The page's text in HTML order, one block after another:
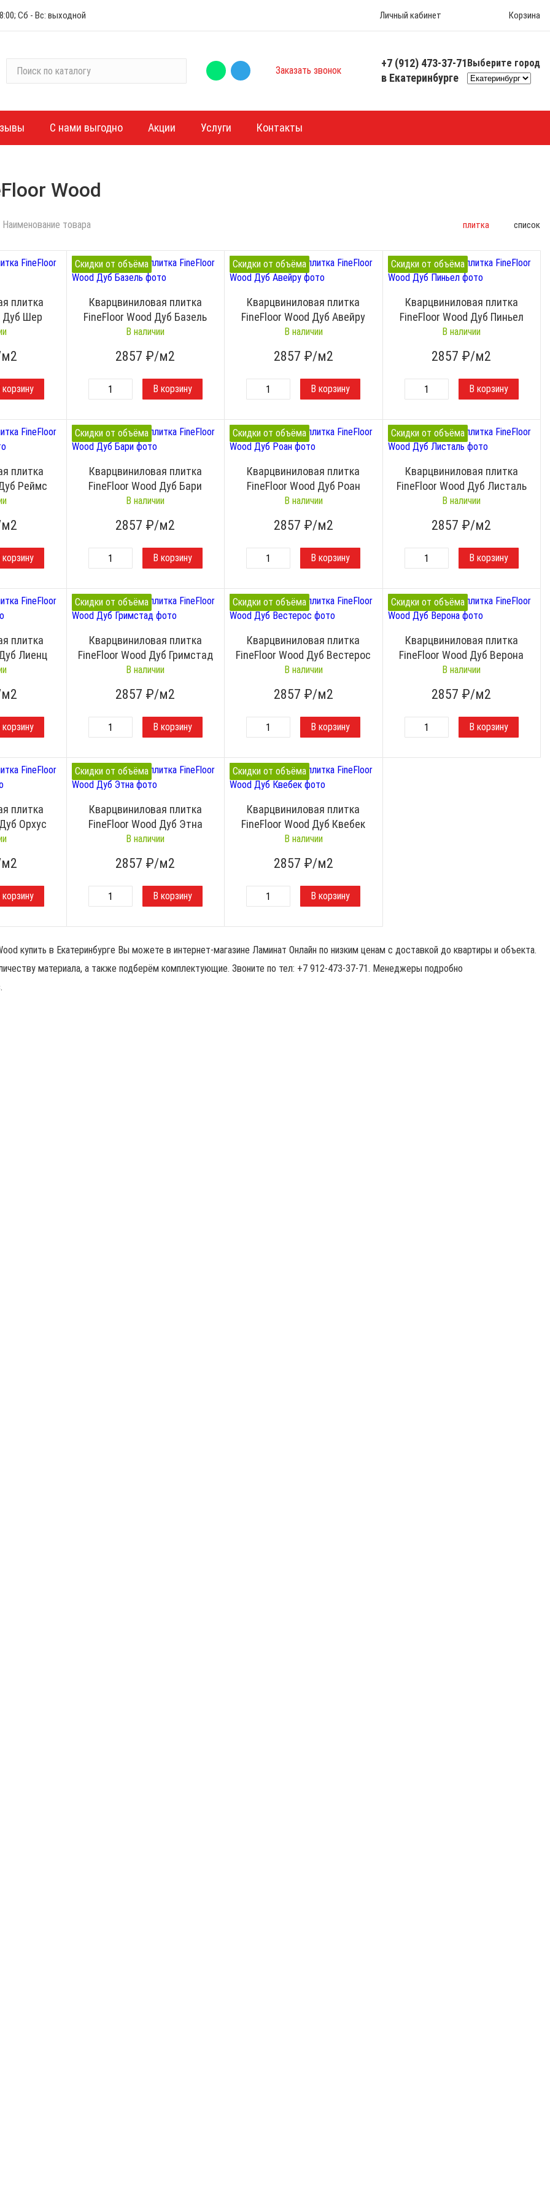
Сб - Вс: выходной Личный кабинет Корзина
с
к
а
л
Заказать звонок
+7 (912) 473-37-71
в Екатеринбурге
Выберите город
С нами выгодно Акции Услуги Контакты
Wood
Наименование товара плитка список
плитка
Дуб Шер
Скидки от объёма
Кварцвиниловая плитка
FineFloor Wood Дуб Базель
В наличии
2857 ₽/м2
Скидки от объёма
Кварцвиниловая плитка
FineFloor Wood Дуб Авейру
В наличии
2857 ₽/м2
Скидки от объёма
Кварцвиниловая плитка
FineFloor Wood Дуб Пиньел
В наличии
2857 ₽/м2
плитка
Реймс
Скидки от объёма
Кварцвиниловая плитка
FineFloor Wood Дуб Бари
В наличии
2857 ₽/м2
Скидки от объёма
Кварцвиниловая плитка
FineFloor Wood Дуб Роан
В наличии
2857 ₽/м2
Скидки от объёма
Кварцвиниловая плитка
FineFloor Wood Дуб Листаль
В наличии
2857 ₽/м2
плитка
Лиенц
Скидки от объёма
Кварцвиниловая плитка
FineFloor Wood Дуб Гримстад
В наличии
2857 ₽/м2
Скидки от объёма
Кварцвиниловая плитка
FineFloor Wood Дуб Вестерос
В наличии
2857 ₽/м2
Скидки от объёма
Кварцвиниловая плитка
FineFloor Wood Дуб Верона
В наличии
2857 ₽/м2
плитка
Орхус
Скидки от объёма
Кварцвиниловая плитка
FineFloor Wood Дуб Этна
В наличии
2857 ₽/м2
Скидки от объёма
Кварцвиниловая плитка
FineFloor Wood Дуб Квебек
В наличии
2857 ₽/м2
купить в Екатеринбурге Вы можете в интернет-магазине Ламинат Онлайн по низким ценам с доставкой до квартиры и объекта.
материала, а также подберём комплектующие. Звоните по тел: +7 912-473-37-71. Менеджеры подробно